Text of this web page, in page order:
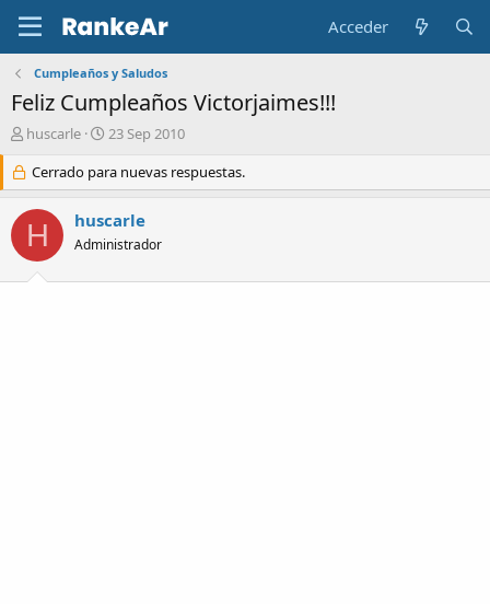
Acceder
Cumpleaños y Saludos
Feliz Cumpleaños Victorjaimes!!!
A
t
o
r
huscarle
F
c
h
d
e
23 Sep 2010
Cerrado para nuevas respuestas.
H huscarle
Administrador